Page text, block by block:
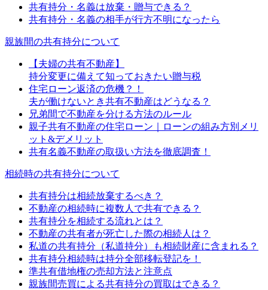
共有持分・名義は放棄・贈与できる？
共有持分・名義の相手が行方不明になったら
親族間の共有持分について
【夫婦の共有不動産】
持分変更に備えて知っておきたい贈与税
住宅ローン返済の危機？！
夫が働けないとき共有不動産はどうなる？
兄弟間で不動産を分ける方法のルール
親子共有不動産の住宅ローン｜ローンの組み方別メリ
ット&デメリット
共有名義不動産の取扱い方法を徹底調査！
相続時の共有持分について
共有持分は相続放棄するべき？
不動産の相続時に複数人で共有できる？
共有持分を相続する流れとは？
不動産の共有者が死亡した際の相続人は？
私道の共有持分（私道持分）も相続財産に含まれる？
共有持分相続時は持分全部移転登記を！
準共有借地権の売却方法と注意点
親族間売買による共有持分の買取はできる？